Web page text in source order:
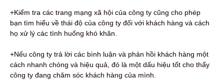
+Kiểm tra các trang mạng xã hội của công ty cũng cho phép
bạn tìm hiểu về thái độ của công ty đối với khách hàng và cách
họ xử lý các tình huống khó khăn.
+Nếu công ty trả lời các bình luận và phản hồi khách hàng một
cách nhanh chóng và hiệu quả, đó là một dấu hiệu tốt cho thấy
công ty đang chăm sóc khách hàng của mình.